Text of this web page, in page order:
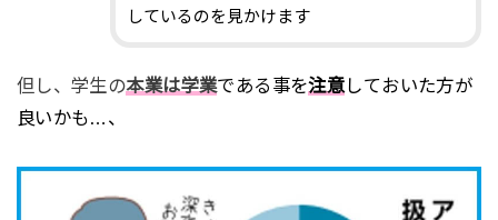
しているのを見かけます
但し、学生の本業は学業である事を注意 しておいた方が
良いかも…、